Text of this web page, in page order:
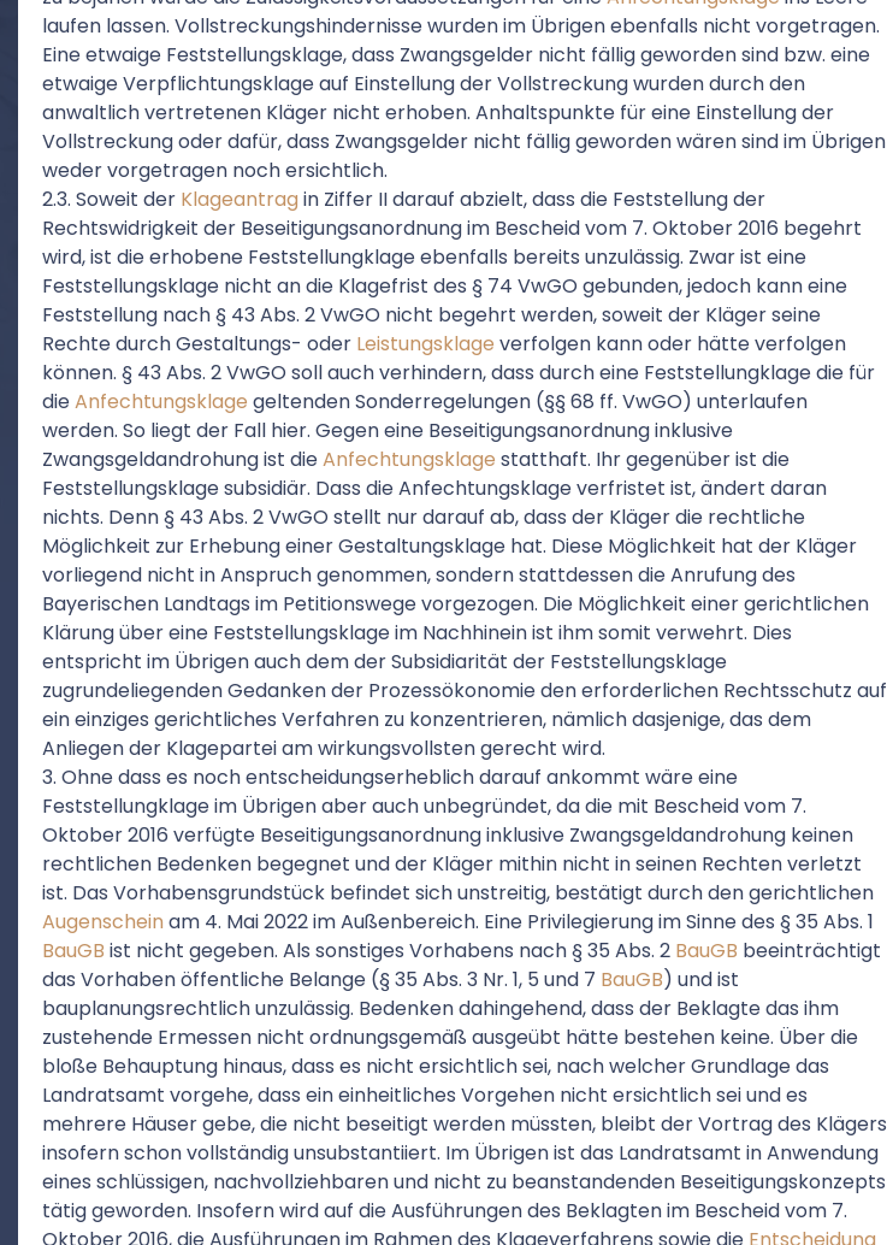
laufen lassen. Vollstreckungshindernisse wurden im Übrigen ebenfalls nicht vorgetragen.
Eine etwaige Feststellungsklage, dass Zwangsgelder nicht fällig geworden sind bzw. eine
etwaige Verpflichtungsklage auf Einstellung der Vollstreckung wurden durch den
anwaltlich vertretenen Kläger nicht erhoben. Anhaltspunkte für eine Einstellung der
Vollstreckung oder dafür, dass Zwangsgelder nicht fällig geworden wären sind im Übrigen
weder vorgetragen noch ersichtlich.
2.3. Soweit der Klageantrag in Ziffer II darauf abzielt, dass die Feststellung der
Rechtswidrigkeit der Beseitigungsanordnung im Bescheid vom 7. Oktober 2016 begehrt
wird, ist die erhobene Feststellungklage ebenfalls bereits unzulässig. Zwar ist eine
Feststellungsklage nicht an die Klagefrist des § 74 VwGO gebunden, jedoch kann eine
Feststellung nach § 43 Abs. 2 VwGO nicht begehrt werden, soweit der Kläger seine
Rechte durch Gestaltungs- oder Leistungsklage verfolgen kann oder hätte verfolgen
können. § 43 Abs. 2 VwGO soll auch verhindern, dass durch eine Feststellungklage die für
dieAnfechtungsklage geltenden Sonderregelungen (§§ 68 ff. VwGO) unterlaufen
werden. So liegt der Fall hier. Gegen eine Beseitigungsanordnung inklusive
Zwangsgeldandrohung ist dieAnfechtungsklage statthaft. Ihr gegenüber ist die
Feststellungsklage subsidiär. Dass die Anfechtungsklage verfristet ist, ändert daran
nichts. Denn § 43 Abs. 2 VwGO stellt nur darauf ab, dass der Kläger die rechtliche
Möglichkeit zur Erhebung einer Gestaltungsklage hat. Diese Möglichkeit hat der Kläger
vorliegend nicht in Anspruch genommen, sondern stattdessen die Anrufung des
Bayerischen Landtags im Petitionswege vorgezogen. Die Möglichkeit einer gerichtlichen
Klärung über eine Feststellungsklage im Nachhinein ist ihm somit verwehrt. Dies
entspricht im Übrigen auch dem der Subsidiarität der Feststellungsklage
zugrundeliegenden Gedanken der Prozessökonomie den erforderlichen Rechtsschutz auf
ein einziges gerichtliches Verfahren zu konzentrieren, nämlich dasjenige, das dem
Anliegen der Klagepartei am wirkungsvollsten gerecht wird.
3. Ohne dass es noch entscheidungserheblich darauf ankommt wäre eine
Feststellungklage im Übrigen aber auch unbegründet, da die mit Bescheid vom 7.
Oktober 2016 verfügte Beseitigungsanordnung inklusive Zwangsgeldandrohung keinen
rechtlichen Bedenken begegnet und der Kläger mithin nicht in seinen Rechten verletzt
ist. Das Vorhabensgrundstück befindet sich unstreitig, bestätigt durch den gerichtlichen
Augenschein am 4. Mai 2022 im Außenbereich. Eine Privilegierung im Sinne des § 35 Abs. 1
BauGB ist nicht gegeben. Als sonstiges Vorhabens nach § 35 Abs. 2 BauGB beeinträchtigt
das Vorhaben öffentliche Belange (§ 35 Abs. 3 Nr. 1, 5 und 7 BauGB) und ist
bauplanungsrechtlich unzulässig. Bedenken dahingehend, dass der Beklagte das ihm
zustehende Ermessen nicht ordnungsgemäß ausgeübt hätte bestehen keine. Über die
bloße Behauptung hinaus, dass es nicht ersichtlich sei, nach welcher Grundlage das
Landratsamt vorgehe, dass ein einheitliches Vorgehen nicht ersichtlich sei und es
mehrere Häuser gebe, die nicht beseitigt werden müssten, bleibt der Vortrag des Klägers
insofern schon vollständig unsubstantiiert. Im Übrigen ist das Landratsamt in Anwendung
eines schlüssigen, nachvollziehbaren und nicht zu beanstandenden Beseitigungskonzepts
tätig geworden. Insofern wird auf die Ausführungen des Beklagten im Bescheid vom 7.